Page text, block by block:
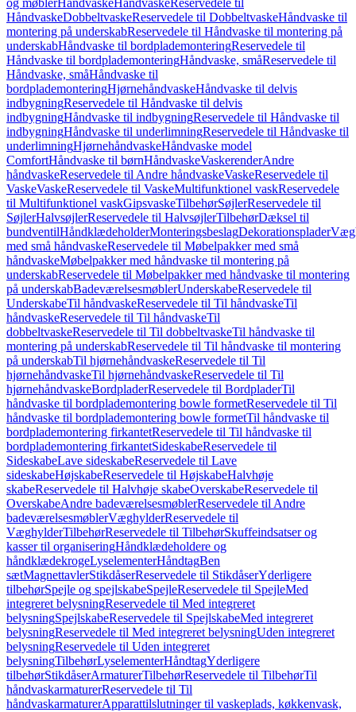
og møblerHåndvaskeHåndvaskeReservedele til
HåndvaskeDobbeltvaskeReservedele til DobbeltvaskeHåndvaske til
montering på underskabReservedele til Håndvaske til montering på
underskabHåndvaske til bordplademonteringReservedele til
Håndvaske til bordplademonteringHåndvaske, småReservedele til
Håndvaske, småHåndvaske til
bordplademonteringHjørnehåndvaskeHåndvaske til delvis
indbygningReservedele til Håndvaske til delvis
indbygningHåndvaske til indbygningReservedele til Håndvaske til
indbygningHåndvaske til underlimningReservedele til Håndvaske til
underlimningHjørnehåndvaskeHåndvaske model
ComfortHåndvaske til børnHåndvaskeVaskerenderAndre
håndvaskeReservedele til Andre håndvaskeVaskeReservedele til
VaskeVaskeReservedele til VaskeMultifunktionel vaskReservedele
til Multifunktionel vaskGipsvaskeTilbehørSøjlerReservedele til
SøjlerHalvsøjlerReservedele til HalvsøjlerTilbehørDæksel til
bundventilHåndklædeholderMonteringsbeslagDekorationsplader
med små håndvaskeReservedele til Møbelpakker med små
håndvaskeMøbelpakker med håndvaske til montering på
underskabReservedele til Møbelpakker med håndvaske til montering
på underskabBadeværelsesmøblerUnderskabeReservedele til
UnderskabeTil håndvaskeReservedele til Til håndvaskeTil
håndvaskeReservedele til Til håndvaskeTil
dobbeltvaskeReservedele til Til dobbeltvaskeTil håndvaske til
montering på underskabReservedele til Til håndvaske til montering
på underskabTil hjørnehåndvaskeReservedele til Til
hjørnehåndvaskeTil hjørnehåndvaskeReservedele til Til
hjørnehåndvaskeBordpladerReservedele til BordpladerTil
håndvaske til bordplademontering bowle formetReservedele til Til
håndvaske til bordplademontering bowle formetTil håndvaske til
bordplademontering firkantetReservedele til Til håndvaske til
bordplademontering firkantetSideskabeReservedele til
SideskabeLave sideskabeReservedele til Lave
sideskabeHøjskabeReservedele til HøjskabeHalvhøje
skabeReservedele til Halvhøje skabeOverskabeReservedele til
OverskabeAndre badeværelsesmøblerReservedele til Andre
badeværelsesmøblerVæghylderReservedele til
VæghylderTilbehørReservedele til TilbehørSkuffeindsatser og
kasser til organiseringHåndklædeholdere og
håndklædekrogeLyselementerHåndtagBen
sætMagnettavlerStikdåserReservedele til StikdåserYderligere
tilbehørSpejle og spejlskabeSpejleReservedele til SpejleMed
integreret belysningReservedele til Med integreret
belysningSpejlskabeReservedele til SpejlskabeMed integreret
belysningReservedele til Med integreret belysningUden integreret
belysningReservedele til Uden integreret
belysningTilbehørLyselementerHåndtagYderligere
tilbehørStikdåserArmaturerTilbehørReservedele til TilbehørTil
håndvaskarmaturerReservedele til Til
håndvaskarmaturerApparattilslutninger til vaskeplads, køkkenvask,